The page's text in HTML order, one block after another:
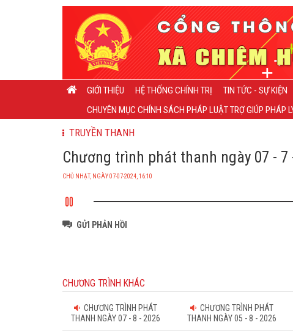
GIỚI THIỆU HỆ THỐNG CHÍNH TRỊ TIN TỨC - SỰ KIỆN
CHUYÊN MỤC CHÍNH SÁCH PHÁP LUẬT TRỢ GIÚP PHÁP
TRUYỀN THANH
Chương trình phát thanh ngày 07 - 7
CHỦ NHẬT, NGÀY 07-07-2024, 16:10
GỬI PHẢN HỒI
CHƯƠNG TRÌNH KHÁC
CHƯƠNG TRÌNH PHÁT
THANH NGÀY 07 - 8 - 2026
CHƯƠNG TRÌNH PHÁT
THANH NGÀY 05 - 8 - 2026